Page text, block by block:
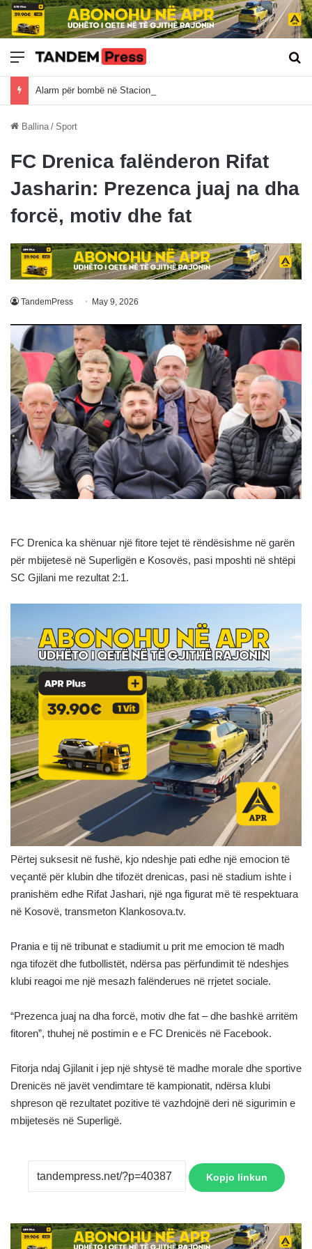
Meny
Ballina / Sport
FC Drenica falënderon Rifat
Jasharin: Prezenca juaj na dha
forcë, motiv dhe fat
TandemPress May 9, 2026
FC Drenica ka shënuar një fitore tejet të rëndësishme në garën
për mbijetesë në Superligën e Kosovës, pasi mposhti në shtëpi
SC Gjilani me rezultat 2:1.
Përtej suksesit në fushë, kjo ndeshje pati edhe një emocion të
veçantë për klubin dhe tifozët drenicas, pasi në stadium ishte i
pranishëm edhe Rifat Jashari, një nga figurat më të respektuara
në Kosovë, transmeton Klankosova.tv.
Prania e tij në tribunat e stadiumit u prit me emocion të madh
nga tifozët dhe futbollistët, ndërsa pas përfundimit të ndeshjes
klubi reagoi me një mesazh falënderues në rrjetet sociale.
“Prezenca juaj na dha forcë, motiv dhe fat – dhe bashkë arritëm
fitoren”, thuhej në postimin e e FC Drenicës në Facebook.
Fitorja ndaj Gjilanit i jep një shtysë të madhe morale dhe sportive
Drenicës në javët vendimtare të kampionatit, ndërsa klubi
shpreson që rezultatet pozitive të vazhdojnë deri në sigurimin e
mbijetesës në Superligë.
Kopjo linkun